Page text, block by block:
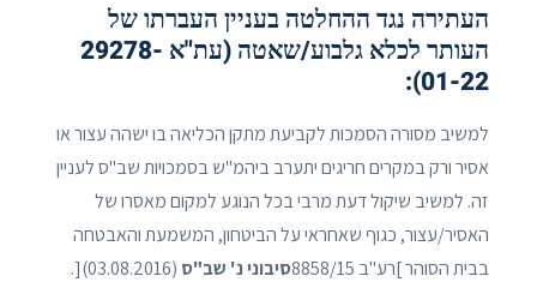
העתירה נגד ההחלטה בעניין העברתו של
העותר לכלא גלבוע/שאטה (עת"א 29278-
01-22):
למשיב מסורה הסמכות לקביעת מתקן הכליאה בו ישהה עצור או
אסיר ורק במקרים חריגים יתערב ביהמ"ש בסמכויות שב"ס לעניין
זה. למשיב שיקול דעת מרבי בכל הנוגע למקום מאסרו של
האסיר/עצור, כגוף שאחראי על הביטחון, המשמעת והאבטחה
בבית הסוהר ]רע"ב 8858/15
סיבוני נ' שב"ס
(03.08.2016)[.